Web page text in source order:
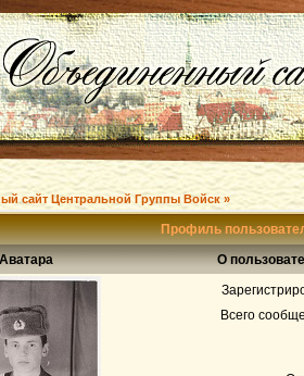
сайт Центральной Группы Войск »
Профиль
Аватара
О
Всего